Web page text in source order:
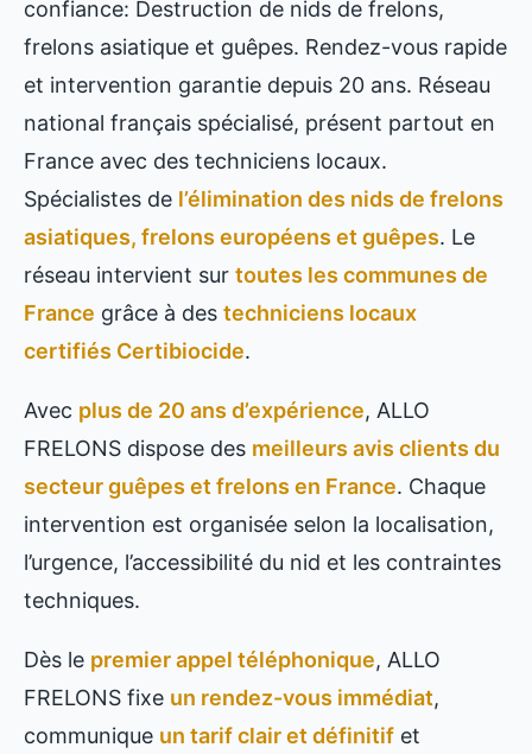
confiance: Destruction de nids de frelons,
frelons asiatique et guêpes. Rendez-vous rapide
et intervention garantie depuis 20 ans. Réseau
national français spécialisé, présent partout en
France avec des techniciens locaux.
Spécialistes de l’élimination des nids de frelons
asiatiques, frelons européens et guêpes. Le
réseau intervient sur toutes les communes de
France grâce à des techniciens locaux
certifiés Certibiocide.
Avec plus de 20 ans d’expérience, ALLO
FRELONS dispose des meilleurs avis clients du
secteur guêpes et frelons en France. Chaque
intervention est organisée selon la localisation,
l’urgence, l’accessibilité du nid et les contraintes
techniques.
Dès le premier appel téléphonique, ALLO
FRELONS fixe un rendez-vous immédiat,
communique un tarif clair et définitif et